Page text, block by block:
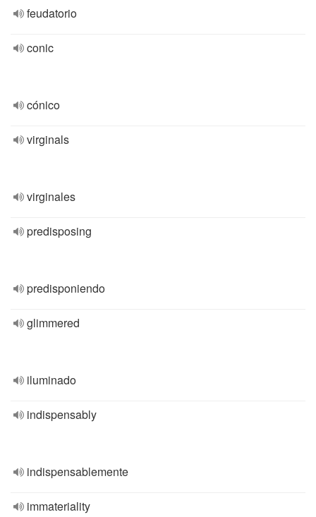
feudatorio
conic
cónico
virginals
virginales
predisposing
predisponiendo
glimmered
iluminado
indispensably
indispensablemente
immateriality